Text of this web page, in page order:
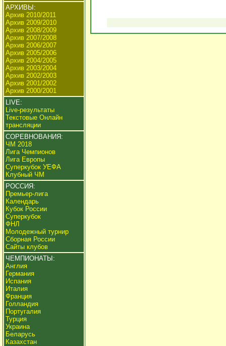
АРХИВЫ:
Архив 2010/2011
Архив 2009/2010
Архив 2008/2009
Архив 2007/2008
Архив 2006/2007
Архив 2005/2006
Архив 2004/2005
Архив 2003/2004
Архив 2002/2003
Архив 2001/2002
Архив 2000/2001
LIVE:
Live-результаты
Текстовые Онлайн
трансляции
СОРЕВНОВАНИЯ:
ЧМ 2018
Лига Чемпионов
Лига Европы
Суперкубок УЕФА
Клубный ЧМ
РОССИЯ:
Премьер-лига
Календарь
Кубок России
Суперкубок
ФНЛ
Молодежный турнир
Сборная России
Сайты клубов
ЧЕМПИОНАТЫ:
Англия
Германия
Испания
Италия
Франция
Голландия
Португалия
Турция
Украина
Беларусь
Казахстан